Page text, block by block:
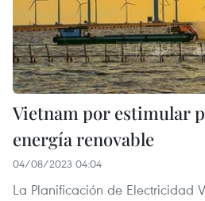
Vietnam por estimular
energía renovable
04/08/2023 04:04
La Planificación de Electricidad